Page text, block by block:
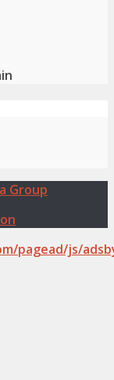
Group
pagead/js/